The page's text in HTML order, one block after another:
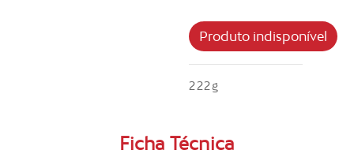
222g
Ficha Técnica